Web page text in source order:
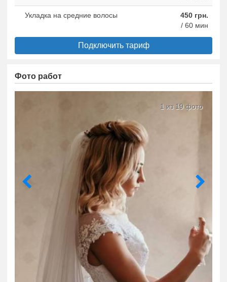
Укладка на средние волосы
450 грн.
/ 60 мин
Подключить тариф
Фото работ
1 из 19 фото